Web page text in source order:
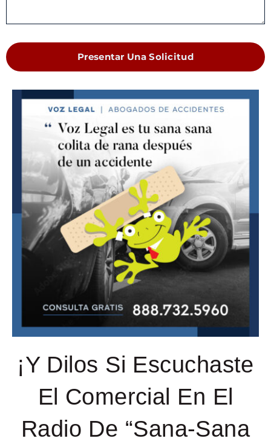
Presentar Una Solicitud
¡Y Dilos Si Escuchaste
El Comercial En El
Radio De “Sana-Sana